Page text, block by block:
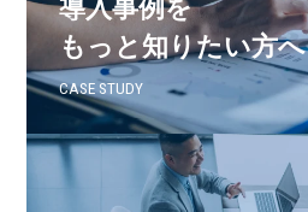
導入事例を
もっと知りたい方へ
CASE STUDY